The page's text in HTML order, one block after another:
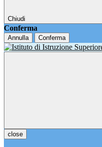
Chiudi
Conferma
Annulla Conferma
close